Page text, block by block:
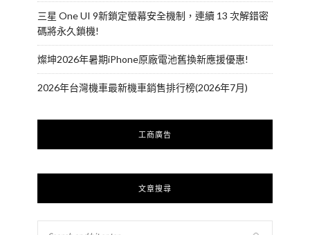
三星 One UI 9新鎖定螢幕安全機制，連續 13 次解錯密
碼將永久鎖機!
燦坤2026年暑期iPhone原廠電池舊換新應援優惠!
2026年台灣機車最新機車銷售排行榜(2026年7月)
工商廣告
文章搜尋